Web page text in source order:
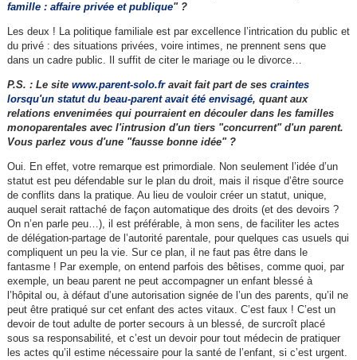
famille : affaire privée et publique" ?
Les deux ! La politique familiale est par excellence l’intrication du public et
du privé : des situations privées, voire intimes, ne prennent sens que
dans un cadre public. Il suffit de citer le mariage ou le divorce…
P.S. : Le site www.parent-solo.fravait fait part de ses craintes
lorsqu'un statut du beau-parent avait été envisagé, quant aux
relations envenimées qui pourraient en découler dans les familles
monoparentales avec l'intrusion d'un tiers "concurrent" d'un parent.
Vous parlez vous d'une "fausse bonne idée" ?
Oui. En effet, votre remarque est primordiale. Non seulement l’idée d’un
statut est peu défendable sur le plan du droit, mais il risque d’être source
de conflits dans la pratique. Au lieu de vouloir créer un statut, unique,
auquel serait rattaché de façon automatique des droits (et des devoirs ?
On n’en parle peu…), il est préférable, à mon sens, de faciliter les actes
de délégation-partage de l’autorité parentale, pour quelques cas usuels qui
compliquent un peu la vie. Sur ce plan, il ne faut pas être dans le
fantasme ! Par exemple, on entend parfois des bêtises, comme quoi, par
exemple, un beau parent ne peut accompagner un enfant blessé à
l’hôpital ou, à défaut d’une autorisation signée de l’un des parents, qu’il ne
peut être pratiqué sur cet enfant des actes vitaux. C’est faux ! C’est un
devoir de tout adulte de porter secours à un blessé, de surcroît placé
sous sa responsabilité, et c’est un devoir pour tout médecin de pratiquer
les actes qu’il estime nécessaire pour la santé de l’enfant, si c’est urgent.